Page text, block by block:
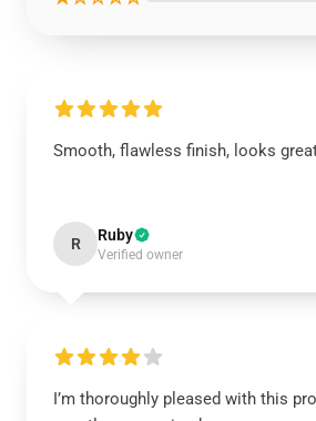
Smooth, flawless finish, looks
R Ruby
Verified owner
I’m thoroughly pleased with this